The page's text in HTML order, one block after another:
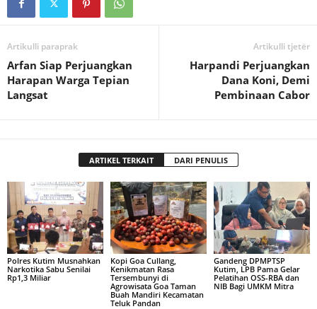
Artikulli paraprak
Arfan Siap Perjuangkan
Harapan Warga Tepian
Langsat
Artikulli tjetër
Harpandi Perjuangkan
Dana Koni, Demi
Pembinaan Cabor
ARTIKEL TERKAIT DARI PENULIS
Polres Kutim Musnahkan
Narkotika Sabu Senilai
Rp1,3 Miliar
Kopi Goa Cullang,
Kenikmatan Rasa
Tersembunyi di
Agrowisata Goa Taman
Buah Mandiri Kecamatan
Teluk Pandan
Gandeng DPMPTSP
Kutim, LPB Pama Gelar
Pelatihan OSS-RBA dan
NIB Bagi UMKM Mitra